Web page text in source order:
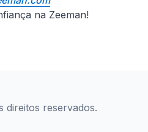
na Zeeman!
direitos reservados.